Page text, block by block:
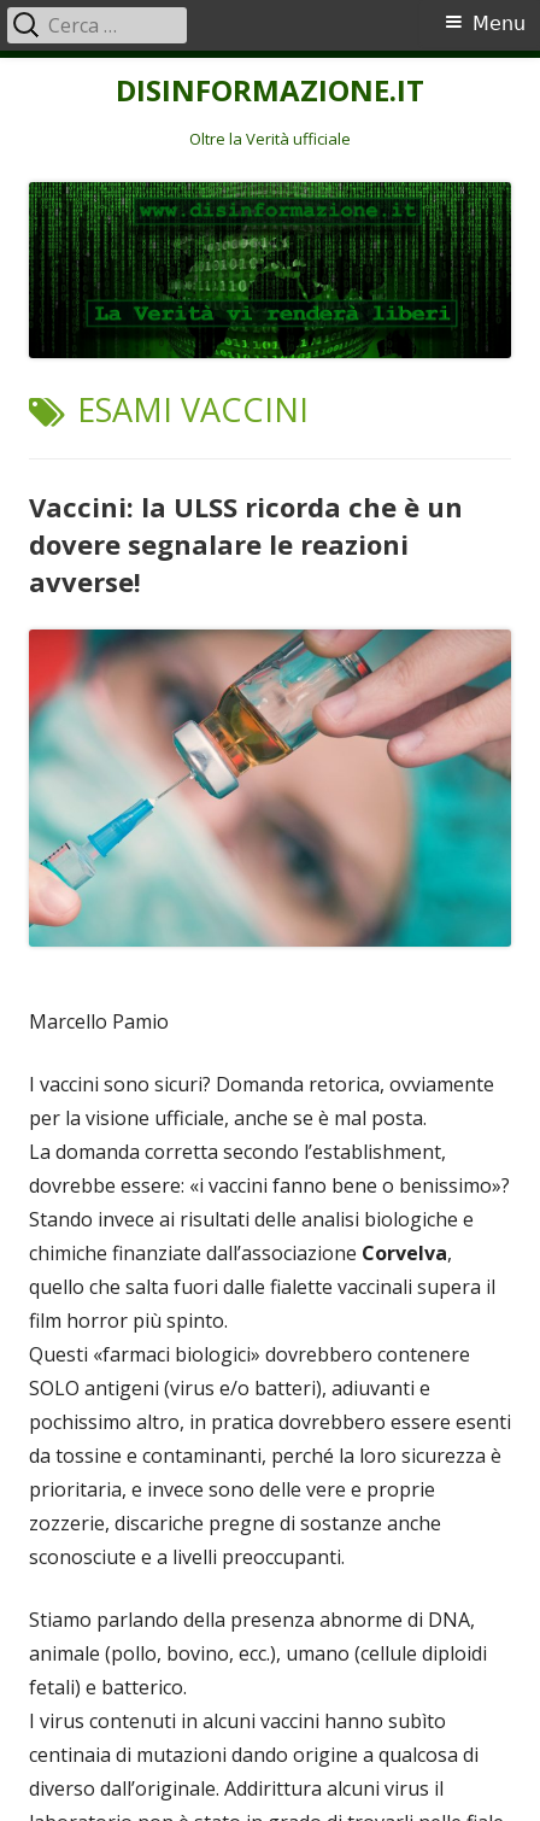
DISINFORMAZIONE.IT
Oltre la Verità ufficiale
Menu
principale
Menu
Ricerca
per:
TAG:
ESAMI VACCINI
Vaccini: la ULSS ricorda che è un
dovere segnalare le reazioni
avverse!
Marcello Pamio
I vaccini sono sicuri? Domanda retorica, ovviamente
per la visione ufficiale, anche se è mal posta.
La domanda corretta secondo l’establishment,
dovrebbe essere: «i vaccini fanno bene o benissimo»?
Stando invece ai risultati delle analisi biologiche e
chimiche finanziate dall’associazione Corvelva,
quello che salta fuori dalle fialette vaccinali supera il
film horror più spinto.
Questi «farmaci biologici» dovrebbero contenere
SOLO antigeni (virus e/o batteri), adiuvanti e
pochissimo altro, in pratica dovrebbero essere esenti
da tossine e contaminanti, perché la loro sicurezza è
prioritaria, e invece sono delle vere e proprie
zozzerie, discariche pregne di sostanze anche
sconosciute e a livelli preoccupanti.
Stiamo parlando della presenza abnorme di DNA,
animale (pollo, bovino, ecc.), umano (cellule diploidi
fetali) e batterico.
I virus contenuti in alcuni vaccini hanno subìto
centinaia di mutazioni dando origine a qualcosa di
diverso dall’originale. Addirittura alcuni virus il